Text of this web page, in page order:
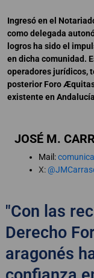
Ingresó en el
como delegada
logros ha sido el
en dicha comunidad.
operadores jurídicos,
posterior Foro
existente en
JOSÉ M.
Mail:
X:
"Con las
Derecho
aragonés